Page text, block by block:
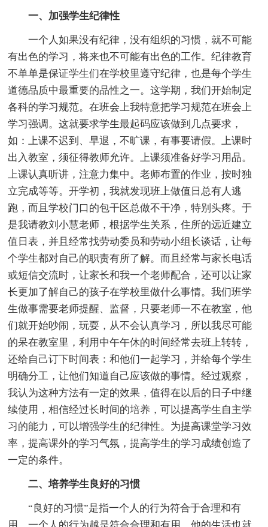
一、加强学生纪律性
一个人如果没有纪律，没有组织的习惯，就不可能
有出色的学习，将来也不可能有出色的工作。纪律教育
不单单是保证学生们在学校里遵守纪律，也是每个学生
道德品质中最重要的品性之一。这学期，我们开始制定
各科的学习规范。在班会上我特意把学习规范在班会上
学习强调。这就要求学生最起码应该做到几点要求，
如：上课不迟到、早退，不旷课，有事要请假。上课时
出入教室，须征得教师允许。上课须准备好学习用品。
上课认真听讲，注意力集中。老师布置的作业，按时独
立完成等等。开学初，我就发现班上做值日总有人逃
跑，而且学校门口的包干区总做不干净，特别头疼。于
是我请教刘小慧老师，根据学生关系，住所的远近建立
值日表，并且经常找劳动委员和劳动小组长谈话，让每
个学生都对自己的职责有所了解。而且经常与家长电话
或短信交流时，让家长和我一个老师配合，还可以让家
长更加了解自己的孩子在学校里做什么事情。我们班学
生做事需要老师提醒、监督，只要老师一不在教室，他
们就开始吵闹，玩耍，从不会认真学习，所以我尽可能
的呆在教室里，利用中午午休的时间经常去班上转转，
还给自己订下时间表：和他们一起学习，并给每个学生
明确分工，让他们知道自己应该做的事情。经过观察，
我认为这种方法有一定的效果，值得在以后的日子中继
续使用，相信经过长时间的培养，可以提高学生自主学
习的能力，可以增强学生的纪律性。为提高课堂学习效
率，提高课外的学习气氛，提高学生的学习成绩创造了
一定的条件。
二、培养学生良好的习惯
“良好的习惯”是指一个人的行为符合于合理和有